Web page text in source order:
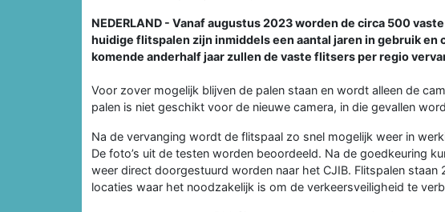
NEDERLAND - Vanaf augustus 2023 worden de circa 500
huidige flitspalen zijn inmiddels een aantal jaren in gebruik en
komende anderhalf jaar zullen de vaste flitsers per regio
Voor zover mogelijk blijven de palen staan en wordt alleen de
palen is niet geschikt voor de nieuwe camera, in die gevallen
Na de vervanging wordt de flitspaal zo snel mogelijk weer in
De foto’s uit de testen worden beoordeeld. Na de goedkeuring
weer direct doorgestuurd worden naar het CJIB. Flitspalen staan
locaties waar het noodzakelijk is om de verkeersveiligheid te